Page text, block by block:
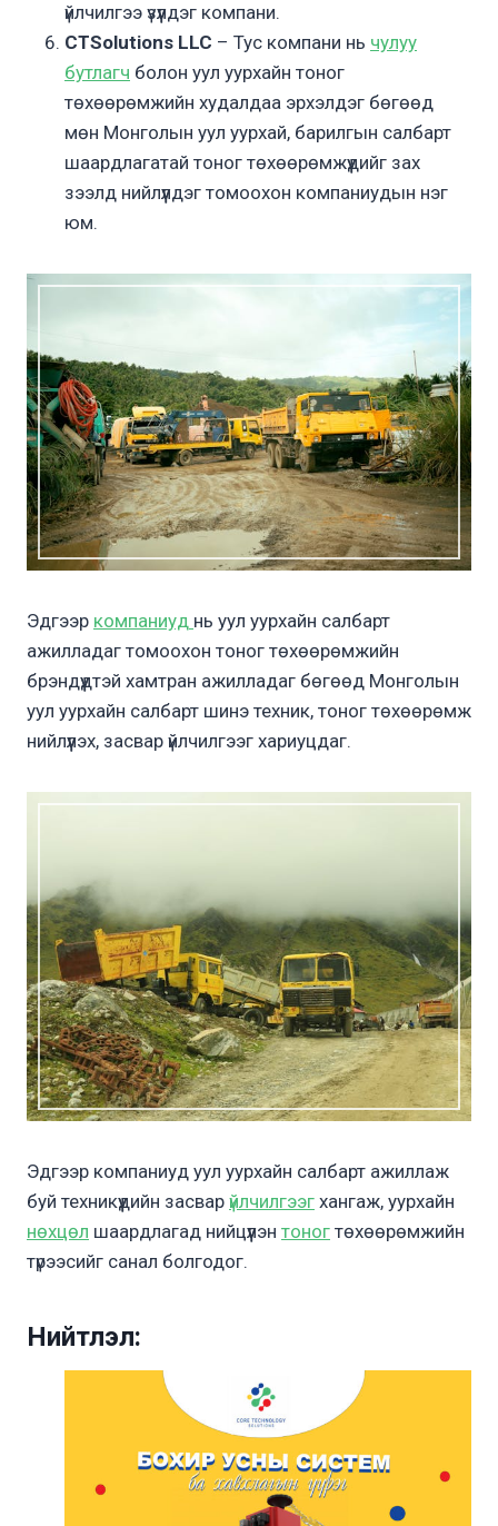
үйлчилгээ үзүүлдэг компани.
CTSolutions LLC – Тус компани нь чулуу
бутлагч болон уул уурхайн тоног
төхөөрөмжийн худалдаа эрхэлдэг бөгөөд
мөн Монголын уул уурхай, барилгын салбарт
шаардлагатай тоног төхөөрөмжүүдийг зах
зээлд нийлүүлдэг томоохон компаниудын нэг
юм.
Эдгээр компаниуд нь уул уурхайн салбарт
ажилладаг томоохон тоног төхөөрөмжийн
брэндүүдтэй хамтран ажилладаг бөгөөд Монголын
уул уурхайн салбарт шинэ техник, тоног төхөөрөмж
нийлүүлэх, засвар үйлчилгээг хариуцдаг.
Эдгээр компаниуд уул уурхайн салбарт ажиллаж
буй техникүүдийн засвар үйлчилгээг хангаж, уурхайн
нөхцөл шаардлагад нийцүүлэн тоног төхөөрөмжийн
түрээсийг санал болгодог.
Нийтлэл: